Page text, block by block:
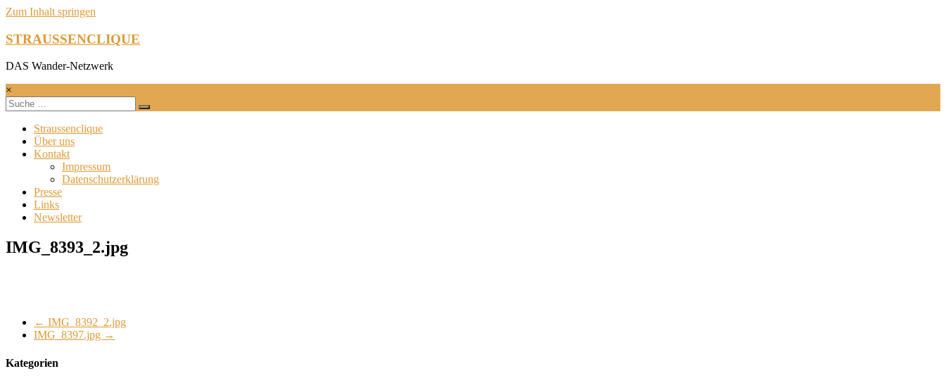
Zum Inhalt springen
STRAUSSENCLIQUE
DAS Wander-Netzwerk
×
Straussenclique
Über uns
Kontakt
Impressum
Datenschutzerklärung
Presse
Links
Newsletter
IMG_8393_2.jpg
← IMG_8392_2.jpg
IMG_8397.jpg →
Kategorien